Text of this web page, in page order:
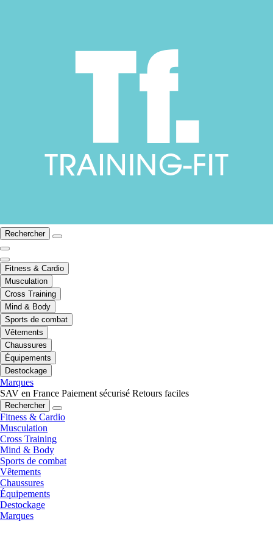
Rechercher
Fitness & Cardio
Musculation
Cross Training
Mind & Body
Sports de combat
Vêtements
Chaussures
Équipements
Destockage
Marques
SAV en France Paiement sécurisé Retours faciles
Rechercher
Fitness & Cardio
Musculation
Cross Training
Mind & Body
Sports de combat
Vêtements
Chaussures
Équipements
Destockage
Marques